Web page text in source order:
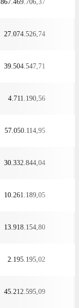
867.469.706,37
27.074.526,74
39.504.547,71
4.711.190,56
57.050.114,95
30.332.844,04
10.261.189,05
13.918.154,80
2.195.195,02
45.212.595,09